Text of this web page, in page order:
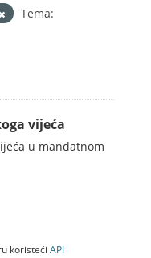
Tema:
vijeća
u mandatnom
koristeći API